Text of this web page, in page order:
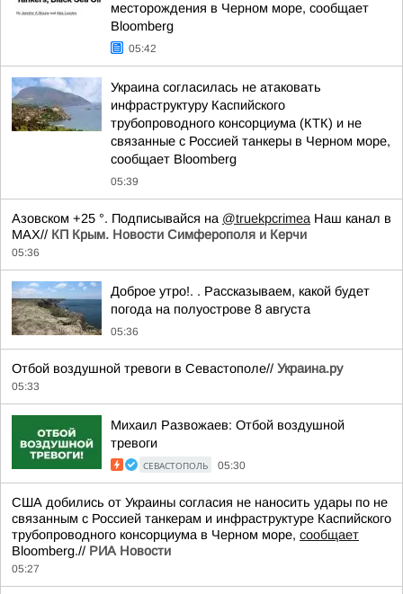
месторождения в Черном море, сообщает
Bloomberg
05:42
Украина согласилась не атаковать
инфраструктуру Каспийского
трубопроводного консорциума (КТК) и не
связанные с Россией танкеры в Черном море,
сообщает Bloomberg
05:39
Азовском +25 °. Подписывайся на @truekpcrimea Наш канал в
MAX// КП Крым. Новости Симферополя и Керчи
05:36
Доброе утро!. . Рассказываем, какой будет
погода на полуострове 8 августа
05:36
Отбой воздушной тревоги в Севастополе// Украина.ру
05:33
Михаил Развожаев: Отбой воздушной
тревоги
СЕВАСТОПОЛЬ 05:30
США добились от Украины согласия не наносить удары по не
связанным с Россией танкерам и инфраструктуре Каспийского
трубопроводного консорциума в Черном море, сообщает
Bloomberg.// РИА Новости
05:27